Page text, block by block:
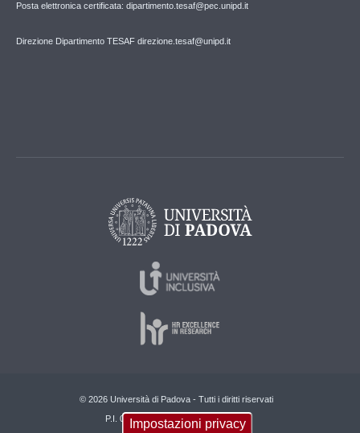
Posta elettronica certificata: dipartimento.tesaf@pec.unipd.it
Direzione Dipartimento TESAF direzione.tesaf@unipd.it
© 2026 Università di Padova - Tutti i diritti riservati
P.I. 00742430283 C.F. 80006480281
Impostazioni privacy